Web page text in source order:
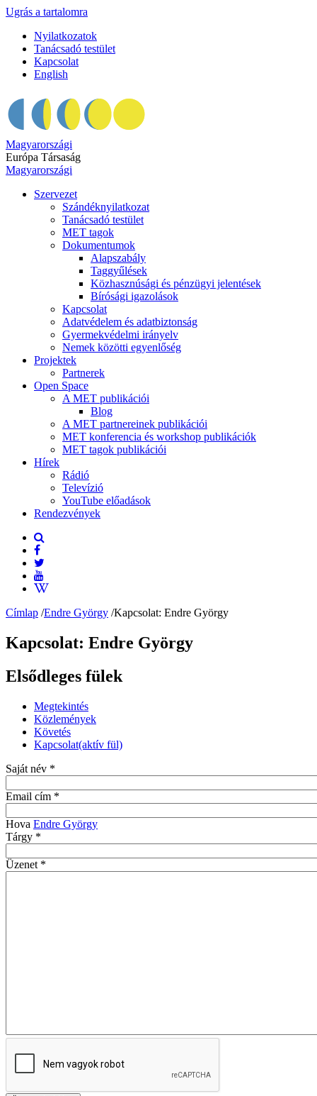
Ugrás a tartalomra
Nyilatkozatok
Tanácsadó testület
Kapcsolat
English
Magyarországi
Európa Társaság
Magyarországi
Szervezet
Szándéknyilatkozat
Tanácsadó testület
MET tagok
Dokumentumok
Alapszabály
Taggyűlések
Közhasznúsági és pénzügyi jelentések
Bírósági igazolások
Kapcsolat
Adatvédelem és adatbiztonság
Gyermekvédelmi irányelv
Nemek közötti egyenlőség
Projektek
Partnerek
Open Space
A MET publikációi
Blog
A MET partnereinek publikációi
MET konferencia és workshop publikációk
MET tagok publikációi
Hírek
Rádió
Televízió
YouTube előadások
Rendezvények
Címlap /Endre György /Kapcsolat: Endre György
Kapcsolat: Endre György
Elsődleges fülek
Megtekintés
Közlemények
Követés
Kapcsolat(aktív fül)
Saját név *
Email cím *
Hova Endre György
Tárgy *
Üzenet *